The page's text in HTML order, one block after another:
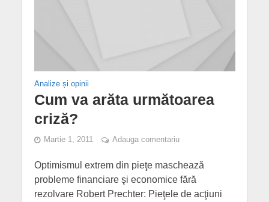
Analize și opinii
Cum va arăta următoarea
criză?
Martie 1, 2011 Adauga comentariu
Optimismul extrem din pieţe maschează
probleme financiare şi economice fără
rezolvare Robert Prechter: Pieţele de acţiuni